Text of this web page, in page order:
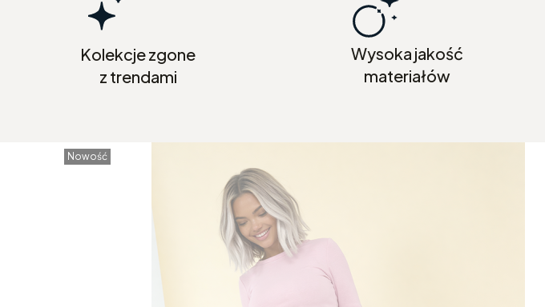
Kolekcje zgone
z trendami
Wysoka jakość
materiałów
Nowość